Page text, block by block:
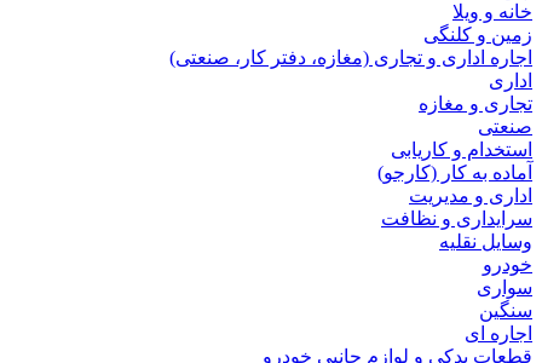
خانه و ویلا
زمین و کلنگی
اجاره اداری و تجاری (مغازه، دفتر کار، صنعتی)
اداری
تجاری و مغازه
صنعتی
استخدام و کاریابی
آماده به کار (کارجو)
اداری و مدیریت
سرایداری و نظافت
وسایل نقلیه
خودرو
سواری
سنگین
اجاره ای
قطعات یدکی و لوازم جانبی خودرو